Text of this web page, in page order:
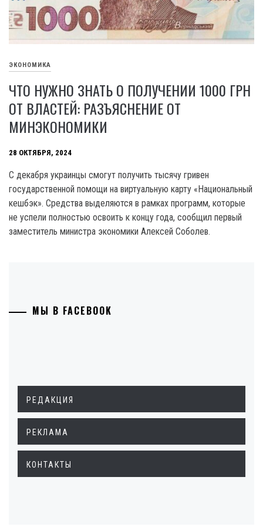
ЭКОНОМИКА
ЧТО НУЖНО ЗНАТЬ О ПОЛУЧЕНИИ 1000 ГРН
ОТ ВЛАСТЕЙ: РАЗЪЯСНЕНИЕ ОТ
МИНЭКОНОМИКИ
28 ОКТЯБРЯ, 2024
С декабря украинцы смогут получить тысячу гривен
государственной помощи на виртуальную карту «Национальный
кешбэк». Средства выделяются в рамках программ, которые
не успели полностью освоить к концу года, сообщил первый
заместитель министра экономики Алексей Соболев.
МЫ В FACEBOOK
РЕДАКЦИЯ
РЕКЛАМА
КОНТАКТЫ